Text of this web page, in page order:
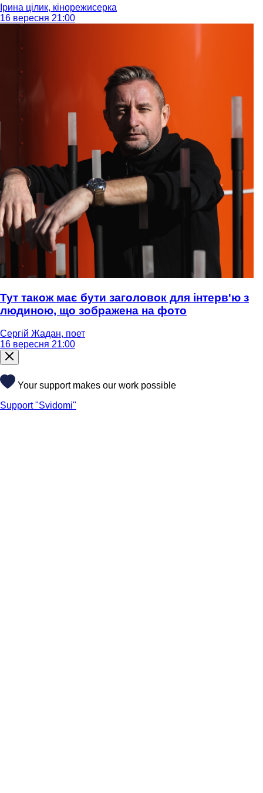
Ірина цілик, кінорежисерка
16 вересня 21:00
Тут також має бути заголовок для інтерв'ю з
людиною, що зображена на фото
Сергій Жадан, поет
16 вересня 21:00
Your support makes our work possible
Support "Svidomi"